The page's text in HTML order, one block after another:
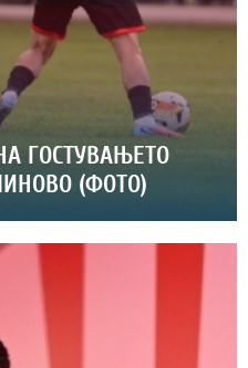
ГОСТУВАЊЕТО
(ФОТО)